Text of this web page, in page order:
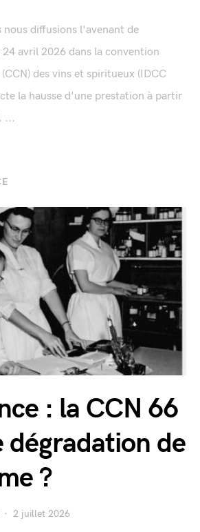
nous diffusions l'avenant de
24 avril 2026 dans la convention
des vins et spiritueux (IDCC
la hausse d'une prestation à partir
...
: la CCN 66
dégradation de
?
2 juillet 2026